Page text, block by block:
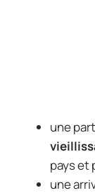
une
pays et
une